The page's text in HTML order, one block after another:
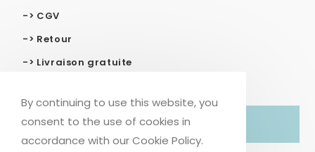
-> CGV
-> Retour
-> Livraison gratuite
© COPYRIGHT – LILIE FOLIE
By continuing to use this website, you
consent to the use of cookies in
accordance with our Cookie Policy.